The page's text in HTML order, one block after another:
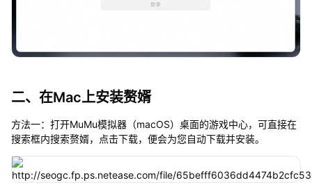
二、在Mac上安装赘婿
方法一：打开MuMu模拟器（macOS）桌面的游戏中心，可直接在
搜索框内搜索赘婿，点击下载，便会为您自动下载并安装。